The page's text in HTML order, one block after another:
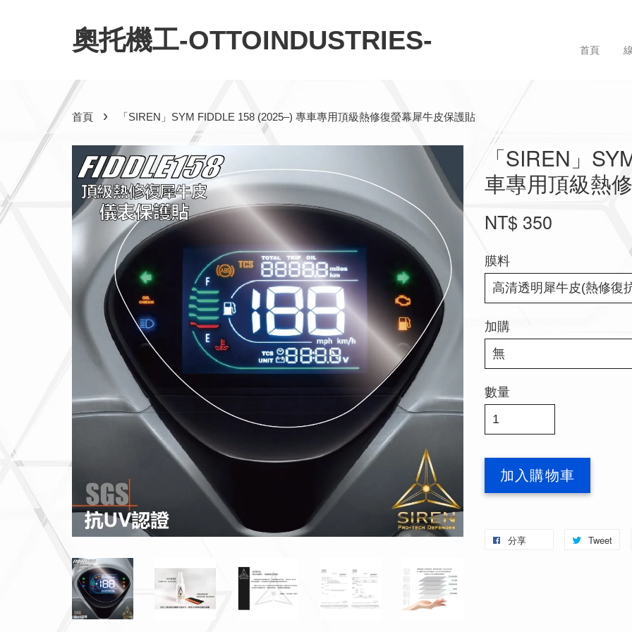
奧托機工-OTTOINDUSTRIES- 首頁
首頁 › 「SIREN」SYM FIDDLE 158 (2025–) 專車專用頂級熱修復螢幕犀牛皮保護貼
「SIREN」
車專用頂級熱
NT$ 350
膜料
加購
數量
加入購物車
分享 Tweet